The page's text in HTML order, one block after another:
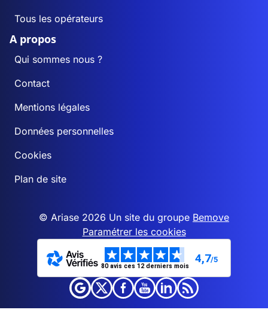
Tous les opérateurs
A propos
Qui sommes nous ?
Contact
Mentions légales
Données personnelles
Cookies
Plan de site
© Ariase 2026 Un site du groupe Bemove
Paramétrer les cookies
80 avis ces 12 derniers mois
4,7/5